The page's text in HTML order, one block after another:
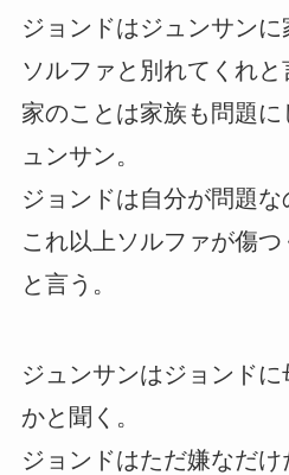
ジョンドはジュンサン
ソルファと別れてくれと
家のことは家族も問題
ュンサン。
ジョンドは自分が問題な
これ以上ソルファが傷
と言う。
ジュンサンはジョンド
かと聞く。
ジョンドはただ嫌なだけ